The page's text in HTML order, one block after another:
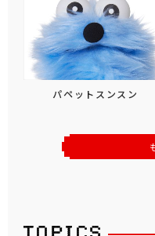
パペットスンスン